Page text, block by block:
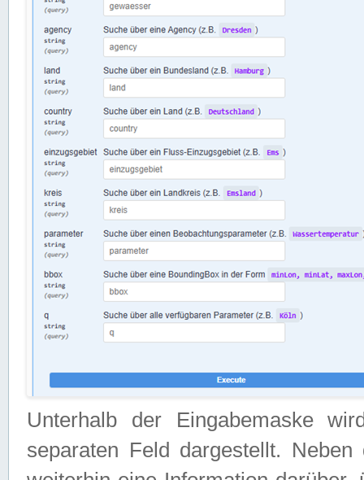
Unterhalb der Eingabemaske
separaten Feld dargestellt.